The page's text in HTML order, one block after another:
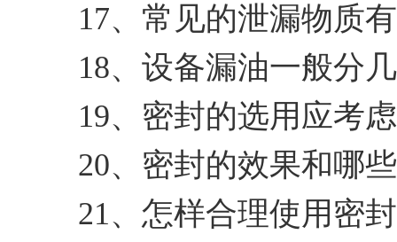
17、常见的泄漏物质
18、设备漏油一般分
19、密封的选用应考
20、密封的效果和哪
21、怎样合理使用密